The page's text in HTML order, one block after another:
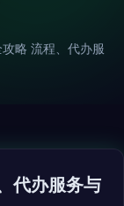
略 流程、代办服
代办服务与